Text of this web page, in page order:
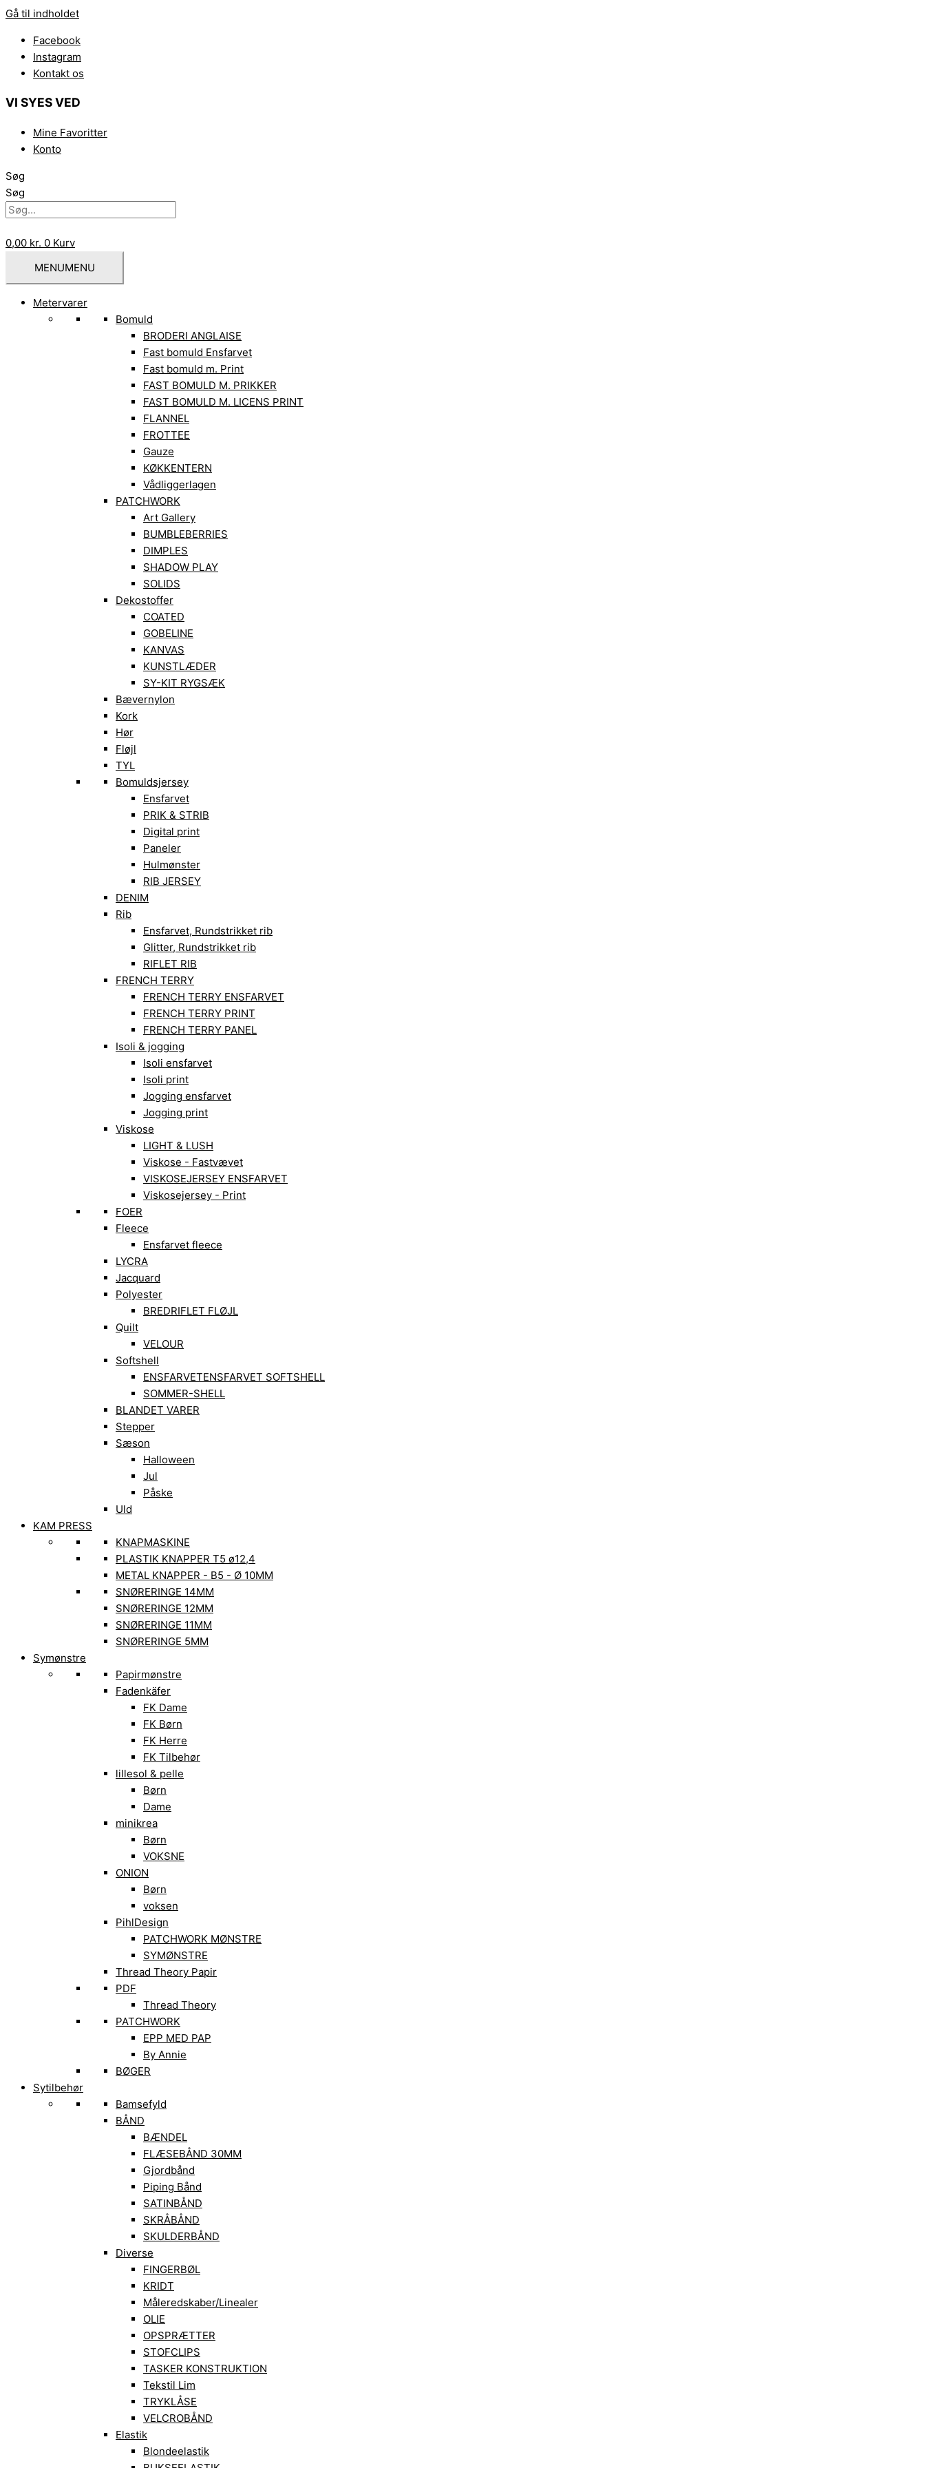
Gå til indholdet
Facebook
Instagram
Kontakt os
VI SYES VED
Mine Favoritter
Konto
Søg
Søg
0,00 kr. 0 Kurv
MENUMENU
Metervarer
Bomuld
BRODERI ANGLAISE
Fast bomuld Ensfarvet
Fast bomuld m. Print
FAST BOMULD M. PRIKKER
FAST BOMULD M. LICENS PRINT
FLANNEL
FROTTEE
Gauze
KØKKENTERN
Vådliggerlagen
PATCHWORK
Art Gallery
BUMBLEBERRIES
DIMPLES
SHADOW PLAY
SOLIDS
Dekostoffer
COATED
GOBELINE
KANVAS
KUNSTLÆDER
SY-KIT RYGSÆK
Bævernylon
Kork
Hør
Fløjl
TYL
Bomuldsjersey
Ensfarvet
PRIK & STRIB
Digital print
Paneler
Hulmønster
RIB JERSEY
DENIM
Rib
Ensfarvet, Rundstrikket rib
Glitter, Rundstrikket rib
RIFLET RIB
FRENCH TERRY
FRENCH TERRY ENSFARVET
FRENCH TERRY PRINT
FRENCH TERRY PANEL
Isoli & jogging
Isoli ensfarvet
Isoli print
Jogging ensfarvet
Jogging print
Viskose
LIGHT & LUSH
Viskose - Fastvævet
VISKOSEJERSEY ENSFARVET
Viskosejersey - Print
FOER
Fleece
Ensfarvet fleece
LYCRA
Jacquard
Polyester
BREDRIFLET FLØJL
Quilt
VELOUR
Softshell
ENSFARVETENSFARVET SOFTSHELL
SOMMER-SHELL
BLANDET VARER
Stepper
Sæson
Halloween
Jul
Påske
Uld
KAM PRESS
KNAPMASKINE
PLASTIK KNAPPER T5 ø12,4
METAL KNAPPER - B5 - Ø 10MM
SNØRERINGE 14MM
SNØRERINGE 12MM
SNØRERINGE 11MM
SNØRERINGE 5MM
Symønstre
Papirmønstre
Fadenkäfer
FK Dame
FK Børn
FK Herre
FK Tilbehør
lillesol & pelle
Børn
Dame
minikrea
Børn
VOKSNE
ONION
Børn
voksen
PihlDesign
PATCHWORK MØNSTRE
SYMØNSTRE
Thread Theory Papir
PDF
Thread Theory
PATCHWORK
EPP MED PAP
By Annie
BØGER
Sytilbehør
Bamsefyld
BÅND
BÆNDEL
FLÆSEBÅND 30MM
Gjordbånd
Piping Bånd
SATINBÅND
SKRÅBÅND
SKULDERBÅND
Diverse
FINGERBØL
KRIDT
Måleredskaber/Linealer
OLIE
OPSPRÆTTER
STOFCLIPS
TASKER KONSTRUKTION
Tekstil Lim
TRYKLÅSE
VELCROBÅND
Elastik
Blondeelastik